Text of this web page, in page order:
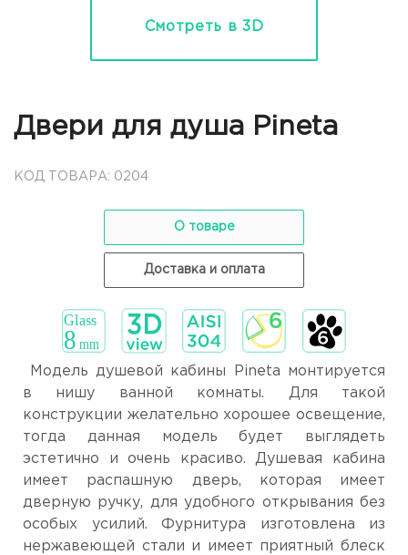
Смотреть в 3D
Двери для душа Pineta
КОД ТОВАРА: 0204
О товаре
Доставка и оплата
Модель душевой кабины Pineta монтируется
в нишу ванной комнаты. Для такой
конструкции желательно хорошее освещение,
тогда данная модель будет выглядеть
эстетично и очень красиво. Душевая кабина
имеет распашную дверь, которая имеет
дверную ручку, для удобного открывания без
особых усилий. Фурнитура изготовлена из
нержавеющей стали и имеет приятный блеск